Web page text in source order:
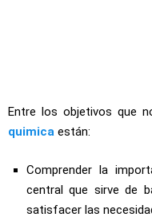
Entre los objetivos que
quimica están:
Comprender la
central que sirve de
satisfacer las